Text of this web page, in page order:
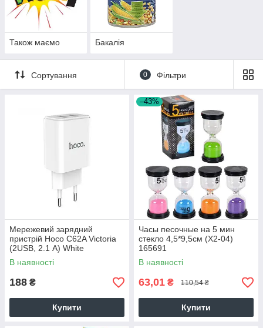
Також маємо Бакалія
Сортування 0 Фільтри
Мережевий зарядний
пристрій Hoco C62A Victoria
(2USB, 2.1 А) White
В наявності
188 ₴
Купити
–43%
Часы песочные на 5 мин
стекло 4,5*9,5см (X2-04)
165691
В наявності
63,01 ₴ 110,54 ₴
Купити